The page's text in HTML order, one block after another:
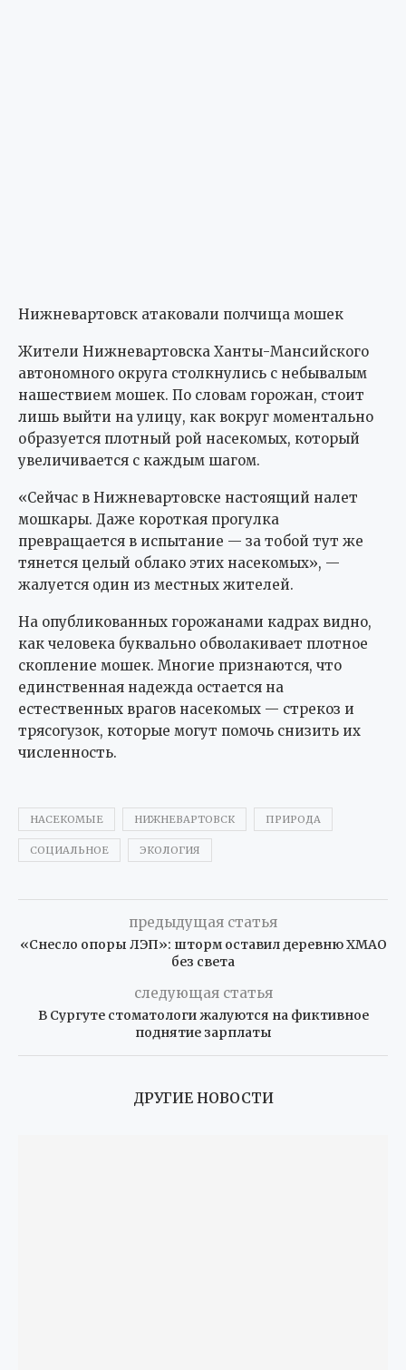
Нижневартовск атаковали полчища мошек
Жители Нижневартовска Ханты-Мансийского
автономного округа столкнулись с небывалым
нашествием мошек. По словам горожан, стоит
лишь выйти на улицу, как вокруг моментально
образуется плотный рой насекомых, который
увеличивается с каждым шагом.
«Сейчас в Нижневартовске настоящий налет
мошкары. Даже короткая прогулка
превращается в испытание — за тобой тут же
тянется целый облако этих насекомых», —
жалуется один из местных жителей.
На опубликованных горожанами кадрах видно,
как человека буквально обволакивает плотное
скопление мошек. Многие признаются, что
единственная надежда остается на
естественных врагов насекомых — стрекоз и
трясогузок, которые могут помочь снизить их
численность.
НАСЕКОМЫЕ НИЖНЕВАРТОВСК ПРИРОДА
СОЦИАЛЬНОЕ ЭКОЛОГИЯ
предыдущая статья
«Снесло опоры ЛЭП»: шторм оставил деревню ХМАО
без света
следующая статья
В Сургуте стоматологи жалуются на фиктивное
поднятие зарплаты
ДРУГИЕ НОВОСТИ